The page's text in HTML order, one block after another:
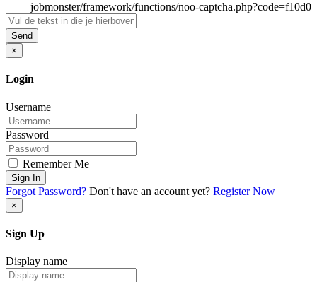
Send
×
Login
Username
Password
Remember Me
Sign In
Forgot Password? Don't have an account yet? Register Now
×
Sign Up
Display name